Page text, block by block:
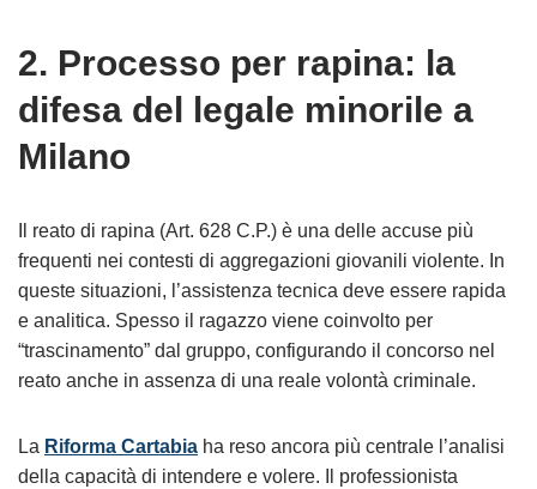
2. Processo per rapina: la
difesa del legale minorile a
Milano
Il reato di rapina (Art. 628 C.P.) è una delle accuse più
frequenti nei contesti di aggregazioni giovanili violente. In
queste situazioni, l’assistenza tecnica deve essere rapida
e analitica. Spesso il ragazzo viene coinvolto per
“trascinamento” dal gruppo, configurando il concorso nel
reato anche in assenza di una reale volontà criminale.
La Riforma Cartabia ha reso ancora più centrale l’analisi
della capacità di intendere e volere. Il professionista